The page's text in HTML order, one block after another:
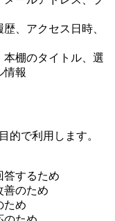
、アクセス日時、
本棚のタイトル、選
情報
的で利用します。
答するため
善のため
ため